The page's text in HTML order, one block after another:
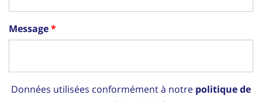
Message
Données utilisées conformément à notre politique de